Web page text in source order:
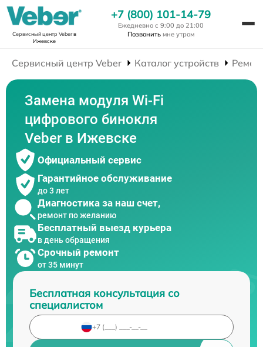
Сервисный центр Veberв
Ижевске
+7 (800) 101-14-79
Ежедневно с 9:00 до 21:00
Позвонить мне утром
Сервисный центр Veber Каталог устройств
Замена модуля Wi-Fi
цифрового бинокля
Veber в Ижевске
Официальный сервис
Гарантийное обслуживание
до 3 лет
Диагностика за наш счет,
ремонт по желанию
Бесплатный выезд курьера
в день обращения
Срочный ремонт
от 35 минут
Бесплатная консультация со
специалистом